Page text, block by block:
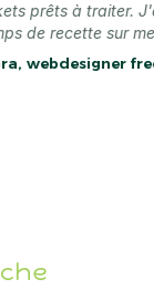
tickets prêts à
temps de recette
Flora,